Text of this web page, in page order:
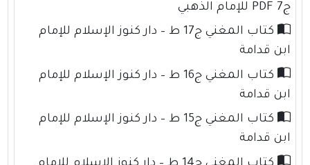
ج7 PDF للإمام الذهبي
كتاب المغني ج17 ط – دار كنوز الإسلام للإمام
ابن قدامة
كتاب المغني ج16 ط – دار كنوز الإسلام للإمام
ابن قدامة
كتاب المغني ج15 ط – دار كنوز الإسلام للإمام
ابن قدامة